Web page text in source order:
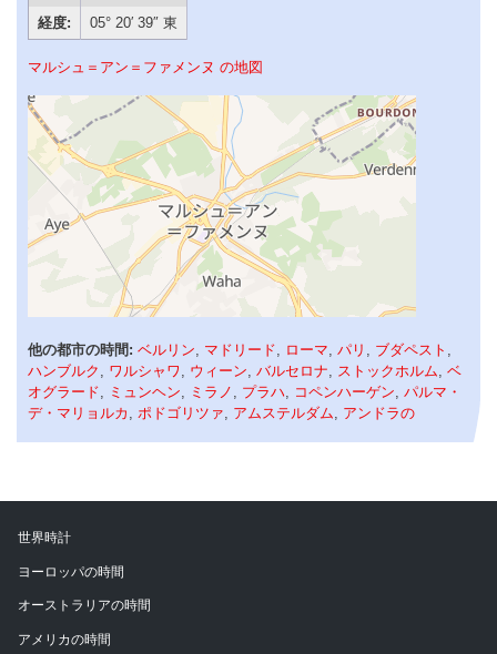
経度:
05° 20′ 39″ 東
マルシュ＝アン＝ファメンヌ の地図
他の都市の時間: ベルリン マドリード ローマ パリ ブダペスト
ハンブルク
ワルシャワ ウィーン バルセロナ ストックホルム ベ
オグラード
ミュンヘン ミラノ プラハ コペンハーゲン パルマ・
デ・マリョルカ
ポドゴリツァ アムステルダム アンドラの
世界時計
ヨーロッパの時間
オーストラリアの時間
アメリカの時間